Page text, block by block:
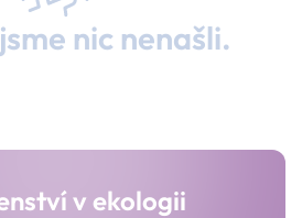
nic nenašli.
v ekologii